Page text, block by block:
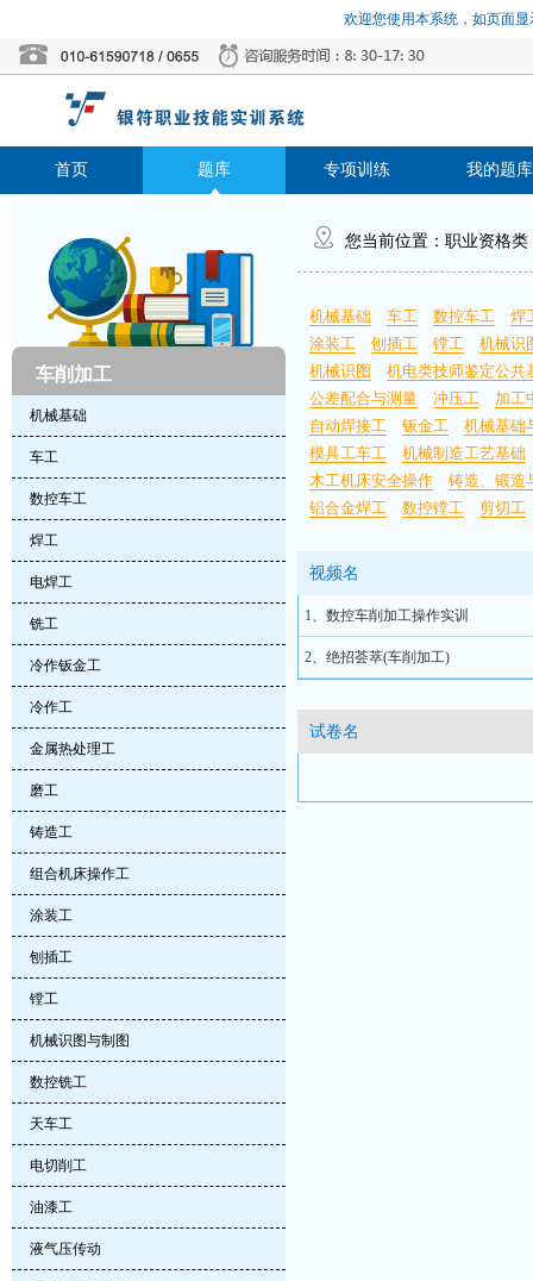
欢迎您使用本系统，如页面
首页 题库 专项训练 我的题库
车削加工
机械基础
车工
数控车工
焊工
电焊工
铣工
冷作钣金工
冷作工
金属热处理工
磨工
铸造工
组合机床操作工
涂装工
刨插工
镗工
机械识图与制图
数控铣工
天车工
电切削工
油漆工
液气压传动
您当前位置： 职业资格类
机械基础 车工 数控车工
焊
涂装工
刨插工 镗工
机械识
机械识图
机电类技师鉴定公共
公差配合与测量
冲压工
加工
自动焊接工
钣金工
机械基础
模具工车工
机械制造工艺基础
木工机床安全操作
铸造、锻造
铝合金焊工
数控镗工 剪切工
视频名
1、数控车削加工操作实训
2、绝招荟萃(车削加工)
试卷名